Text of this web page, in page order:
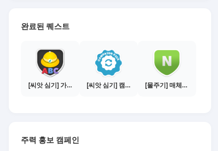
완료된 퀘스트
[씨앗 심기] 가이드보기 - 매체별 활동 가이드 [씨앗 심기] 캠페인 선택하기 - PICK 1개 [물주기] 매체별 포스팅하기 - 네이버 블로그 1건
주력 홍보 캠페인